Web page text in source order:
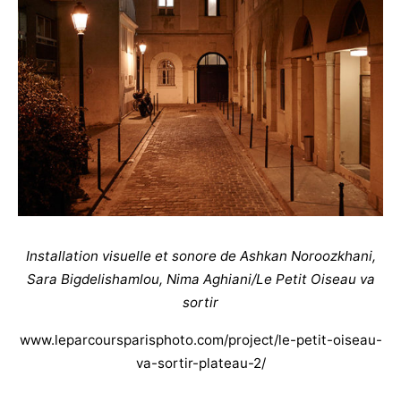
Installation visuelle et sonore de Ashkan Noroozkhani,
Sara Bigdelishamlou, Nima Aghiani/Le Petit Oiseau va
sortir
www.leparcoursparisphoto.com/project/le-petit-oiseau-
va-sortir-plateau-2/